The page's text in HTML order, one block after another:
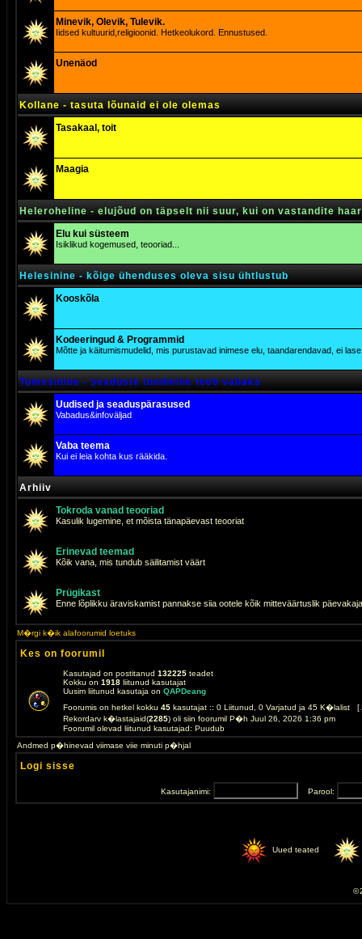
Minevik, Olevik, Tulevik.
Iidsed kultuurid,religioonid. Hetkeolukord. Ennustused.
Unenäod
Kollane - tasuta lõunaid ei ole olemas
Tasakaal, toit
Maagia
Heleroheline - elujõud on täpselt nii suur, kui on vastandite
Elu kui süsteem
Isiklikud kogemused, teooriad...
Helesinine - kõige ühenduses oleva sisu ühtlustub
Kooskõla
Kodeeringud & Programmid
Mõtte ja käitumismudelid, mis purustavad inimese elu, taandarendavad, ei
Tumesinine - seaduste tundmine teeb vabaks
Uudised ja seaduspärasused
Vabadus&infoväljad
Vaba teema
Kui ei leia kohta kus rääkida.
Arhiiv
Tokroda vanad teooriad
Kasulik lugemine, et mõista tänapäevast teooriat
Erinevad teemad
Kõik vana, mis tundub säilitamist väärt
Prügikast
Enne lõplikku äraviskamist pannakse siia ootele kõik mitteväärtuslik
M�rgi k�ik alafoorumid loetuks
Kes on foorumil
Kasutajad on postitanud 132225 teadet
Kokku on 1918 liitunud kasutajat
Uusim liitunud kasutaja on QAPDeang
Foorumis on hetkel kokku 45 kasutajat :: 0 Liitunud, 0 Varjatud ja 45 K�lalist [
Rekordarv k�lastajaid(2285) oli siin foorumil P�h Juul 26, 2026 1:36 pm
Foorumil olevad liitunud kasutajad: Puudub
Andmed p�hinevad viimase viie minuti p�hjal
Logi sisse
Kasutajanimi: Parool:
Uued teated
©